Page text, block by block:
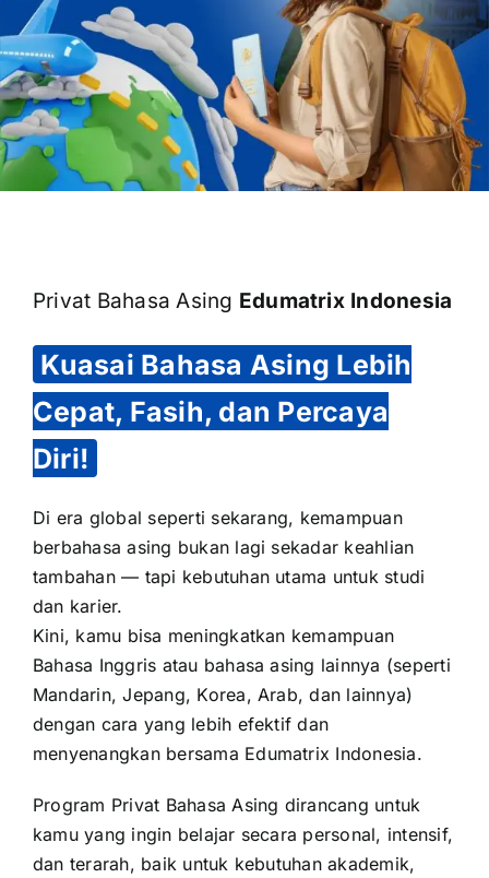
OUR PROGRAM
REGISTRATION
Privat Bahasa Asing Edumatrix Indonesia
Kuasai Bahasa Asing Lebih
Cepat, Fasih, dan Percaya
Diri!
Di era global seperti sekarang, kemampuan
berbahasa asing bukan lagi sekadar keahlian
tambahan — tapi kebutuhan utama untuk studi
dan karier.
Kini, kamu bisa meningkatkan kemampuan
Bahasa Inggris atau bahasa asing lainnya (seperti
Mandarin, Jepang, Korea, Arab, dan lainnya)
dengan cara yang lebih efektif dan
menyenangkan bersama Edumatrix Indonesia.
Program Privat Bahasa Asing dirancang untuk
kamu yang ingin belajar secara personal, intensif,
dan terarah, baik untuk kebutuhan akademik,